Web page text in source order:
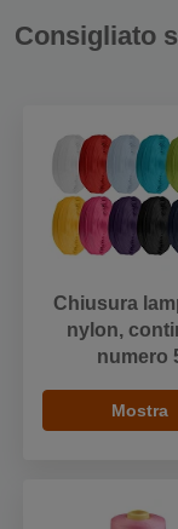
Consigliato
Chiusura
nylon,
numero
Mostra